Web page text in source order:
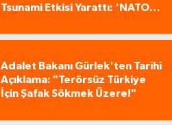
Tsunami Etkisi Yarattı: 'NATO
Adalet Bakanı Gürlek'ten Tarihi
Açıklama: "Terörsüz Türkiye
İçin Şafak Sökmek Üzere!"